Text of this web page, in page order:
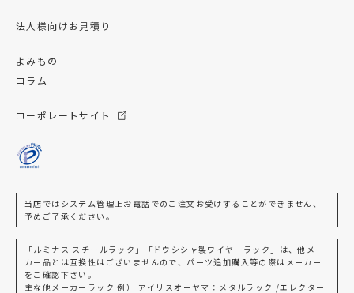
法人様向けお見積り
よみもの
コラム
コーポレートサイト
当店ではシステム管理上お電話でのご注文お受けすることができません、
予めご了承ください。
「ルミナス スチールラック」「ドウシシャ製ワイヤーラック」は、他メー
カー品とは互換性はございませんので、パーツ追加購入等の際はメーカー
をご確認下さい。
主な他メーカーラック 例） アイリスオーヤマ：メタルラック /エレクター